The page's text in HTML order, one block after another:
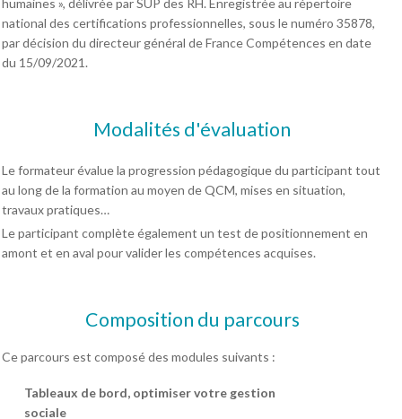
humaines », délivrée par SUP des RH. Enregistrée au répertoire
national des certifications professionnelles, sous le numéro 35878,
par décision du directeur général de France Compétences en date
du 15/09/2021.
Modalités d'évaluation
Le formateur évalue la progression pédagogique du participant tout
au long de la formation au moyen de QCM, mises en situation,
travaux pratiques…
Le participant complète également un test de positionnement en
amont et en aval pour valider les compétences acquises.
Composition du parcours
Ce parcours est composé des modules suivants :
Tableaux de bord, optimiser votre gestion
sociale